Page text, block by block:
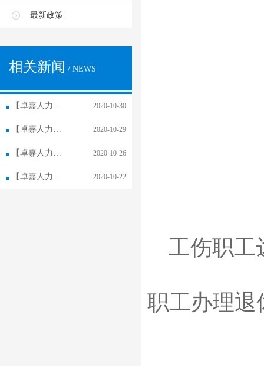
最新政策
相关新闻 / NEWS
【卓嘉人力资源】怎么好多单位招工都是劳务派遣？ 2020-10-30
【卓嘉人力资源】劳务派遣合同和正式合同的哪些事！ 2020-10-29
【卓嘉人力资源】劳务外包对企业的重要性！ 2020-10-26
【卓嘉人力资源】长春人力资源外包,人力资源外包的趋势！ 2020-10-22
工伤职工
职工办理